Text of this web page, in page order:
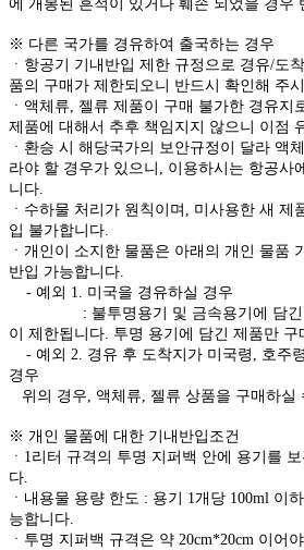
에 개봉된 흔적이 있거나 훼손 되었을 경우
※ 다른 국가를 경유하여 출국하는 경우
ㆍ항공기 기내반입 제한 규정으로 경유/도
품의 구매가 제한되오니 반드시 확인해 주
ㆍ액체류, 젤류 제품이 구매 불가한 경유지
제품에 대해서 추후 책임지지 않으니 이점
ㆍ환승 시 해당국가의 보안규정이 달라 액
라야 할 경우가 있으니, 이용하시는 항공사
니다.
ㆍ수하물 처리가 원칙이며, 미사용한 새 제
입 불가합니다.
ㆍ개인이 소지한 물품은 아래의 개인 물품
반입 가능합니다.
- 예외 1. 미국을 경유하실 경우
: 불투명용기 및 금속용기에 담긴 액
이 제한됩니다. 투명 용기에 담긴 제품만 구
- 예외 2. 경유 후 도착지가 미국령, 호주
경우
위의 경우, 액체류, 젤류 상품을 구매하실
※ 개인 물품에 대한 기내반입조건
ㆍ1리터 규격의 투명 지퍼백 안에 용기를
다.
ㆍ내용물 용량 한도 : 용기 1개당 100ml 이
능합니다.
ㆍ투명 지퍼백 규격은 약 20cm*20cm 이어